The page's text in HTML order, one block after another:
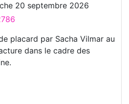
20 septembre 2026
placard par Sacha Vilmar au
dans le cadre des